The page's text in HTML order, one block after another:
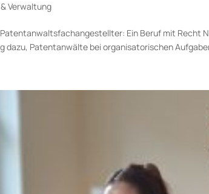
Verwaltung
Ein Be­ruf mit Recht
dazu, Patentanwälte bei organisatorischen